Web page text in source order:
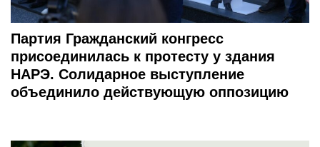
Партия Гражданский конгресс
присоединилась к протесту у здания
НАРЭ. Солидарное выступление
объединило действующую оппозицию